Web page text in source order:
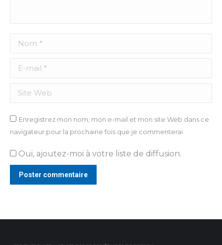
Nom *
E-mail *
Site Web
Enregistrez mon nom, mon e-mail et mon site Web dans ce
navigateur pour la prochaine fois que je commenterai.
Oui, ajoutez-moi à votre liste de diffusion.
Poster commentaire